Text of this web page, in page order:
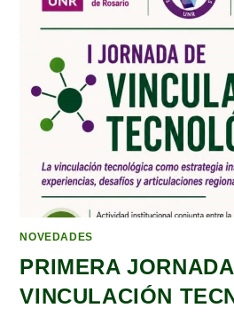
NOVEDADES
PRIMERA
VINCULACIÓN